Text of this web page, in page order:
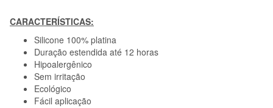
CARACTERÍSTICAS:
Silicone 100% platina
Duração estendida até 12 horas
Hipoalergênico
Sem irritação
Ecológico
Fácil aplicação